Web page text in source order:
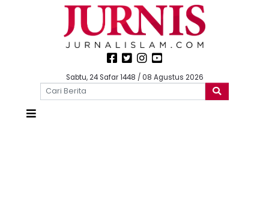
Sabtu, 24 Safar 1448 / 08 Agustus 2026